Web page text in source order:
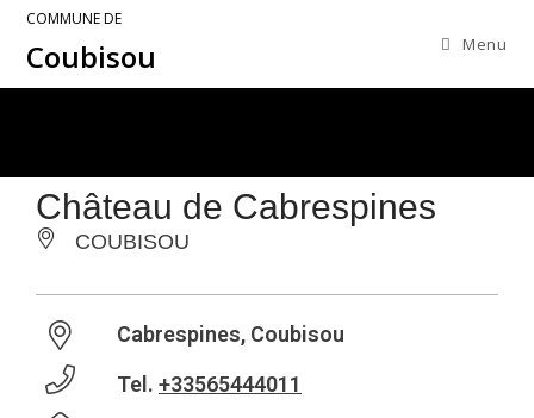
COMMUNE DE
Coubisou Menu
Château de Cabrespines
COUBISOU
Cabrespines, Coubisou
Tel. +33565444011